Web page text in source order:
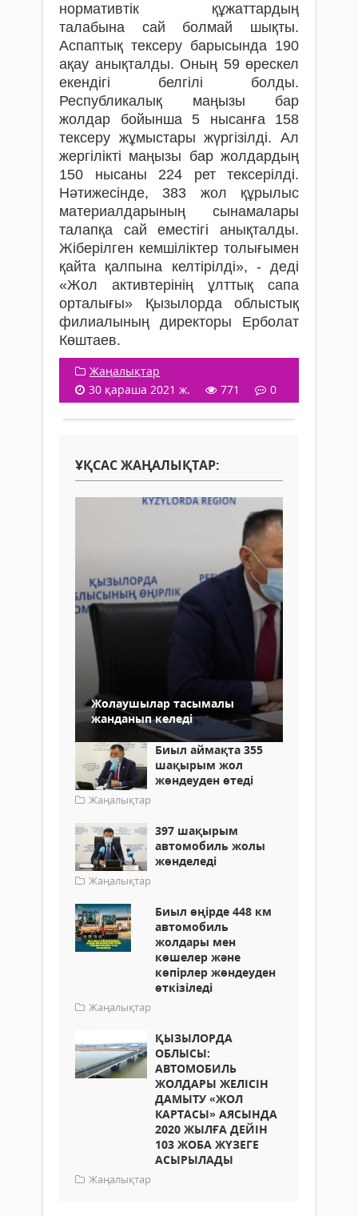
нормативтік құжаттардың
талабына сай болмай шықты.
Аспаптық тексеру барысында 190
ақау анықталды. Оның 59 өрескел
екендігі белгілі болды.
Республикалық маңызы бар
жолдар бойынша 5 нысанға 158
тексеру жұмыстары жүргізілді. Ал
жергілікті маңызы бар жолдардың
150 нысаны 224 рет тексерілді.
Нәтижесінде, 383 жол құрылыс
материалдарының сынамалары
талапқа сай еместігі анықталды.
Жіберілген кемшіліктер толығымен
қайта қалпына келтірілді», - деді
«Жол активтерінің ұлттық сапа
орталығы» Қызылорда облыстық
филиалының директоры Ерболат
Көштаев.
Жаңалықтар
30 қараша 2021 ж.
771 0
ҰҚСАС ЖАҢАЛЫҚТАР:
Жолаушылар тасымалы
жанданып келеді
Биыл аймақта 355
шақырым жол
жөндеуден өтеді
Жаңалықтар
397 шақырым
автомобиль жолы
жөнделеді
Жаңалықтар
Биыл өңірде 448 км
автомобиль
жолдары мен
көшелер және
көпірлер жөндеуден
өткізіледі
Жаңалықтар
ҚЫЗЫЛОРДА
ОБЛЫСЫ:
АВТОМОБИЛЬ
ЖОЛДАРЫ ЖЕЛІСІН
ДАМЫТУ «ЖОЛ
КАРТАСЫ» АЯСЫНДА
2020 ЖЫЛҒА ДЕЙІН
103 ЖОБА ЖҮЗЕГЕ
АСЫРЫЛАДЫ
Жаңалықтар